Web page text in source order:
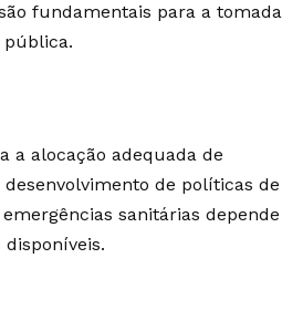
fundamentais para a tomada
pública.
a alocação adequada de
de políticas de
sanitárias depende